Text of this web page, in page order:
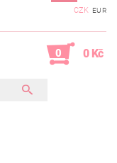
CZK EUR
0 0 Kč